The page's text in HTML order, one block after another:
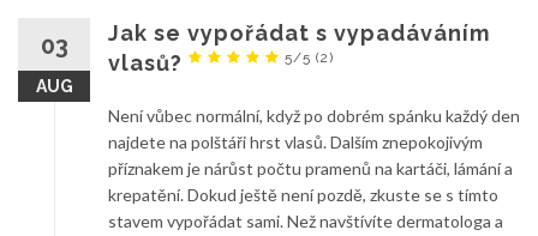
03
AUG
Jak se vypořádat s vypadáváním
vlasů?
5/5 (2)
Není vůbec normální, když po dobrém spánku každý den
najdete na polštáři hrst vlasů. Dalším znepokojivým
příznakem je nárůst počtu pramenů na kartáči, lámání a
krepatění. Dokud ještě není pozdě, zkuste se s tímto
stavem vypořádat sami. Než navštívíte dermatologa a